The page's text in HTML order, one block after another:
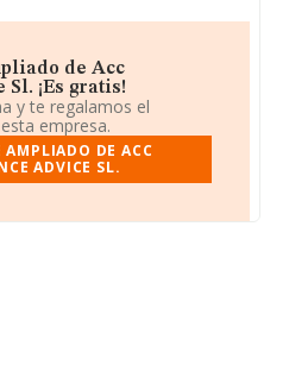
de Acc
¡Es gratis!
y te regalamos el
empresa.
AMPLIADO DE ACC
ADVICE SL.